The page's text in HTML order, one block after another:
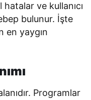
hatalar ve kullanıcı
bulunur. İşte
en yaygın
Programlar